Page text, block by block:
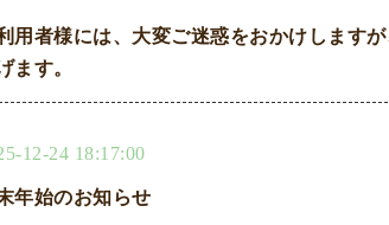
用者様には、大変ご迷惑をおかけします
ます。
12-24 18:17:00
年始のお知らせ